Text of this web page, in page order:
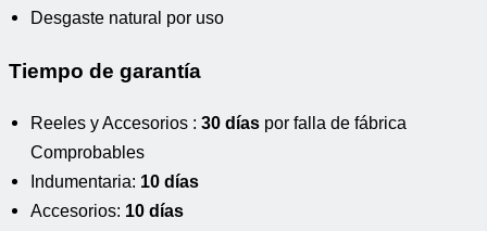
Desgaste natural por uso
Tiempo de garantía
Reeles y Accesorios : 30 días por falla de fábrica
Comprobables
Indumentaria: 10 días
Accesorios: 10 días